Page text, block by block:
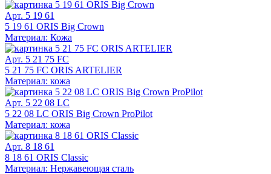
Арт. 5 19 61
5 19 61 ORIS Big Crown
Материал: Кожа
Арт. 5 21 75 FC
5 21 75 FC ORIS ARTELIER
Материал: кожа
Арт. 5 22 08 LC
5 22 08 LC ORIS Big Crown ProPilot
Материал: кожа
Арт. 8 18 61
8 18 61 ORIS Classic
Материал: Нержавеющая сталь